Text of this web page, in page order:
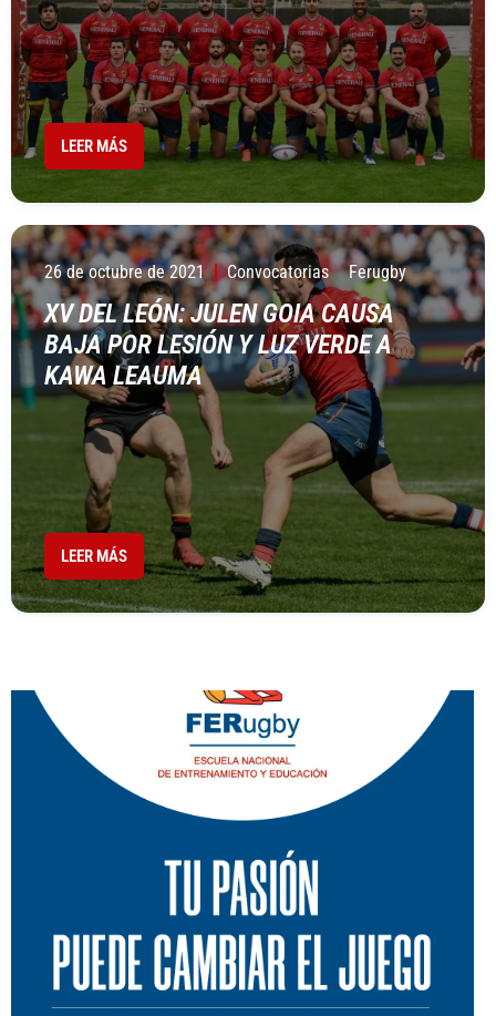
LEER MÁS
26 de octubre de 2021 Convocatorias Ferugby
XV DEL LEÓN: JULEN GOIA CAUSA
BAJA POR LESIÓN Y LUZ VERDE A
KAWA LEAUMA
LEER MÁS